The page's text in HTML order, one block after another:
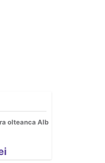
olteanca Alb